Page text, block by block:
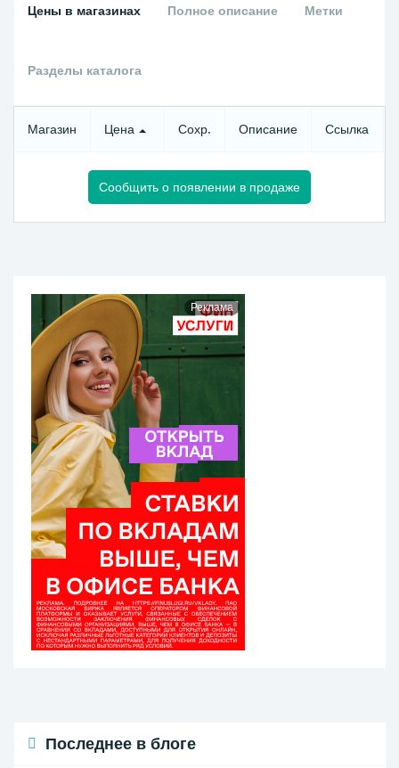
Цены в магазинах Полное описание Метки
Разделы каталога
Магазин Цена Сохр. Описание Ссылка
Сообщить о появлении в продаже
Реклама
Последнее в блоге